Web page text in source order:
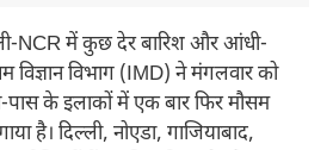
NCR में कुछ देर बारिश और आंधी-
विज्ञान विभाग (IMD) ने मंगलवार को
पास के इलाकों में एक बार फिर मौसम
है। दिल्ली, नोएडा, गाजियाबाद,